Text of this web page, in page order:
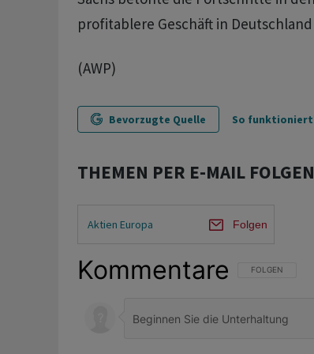
profitablere Geschäft in
(AWP)
Bevorzugte Quelle So
THEMEN PER E-MAIL FOLGEN
Aktien Europa Folgen
Kommentare FOLGE DIESER
FOLGEN